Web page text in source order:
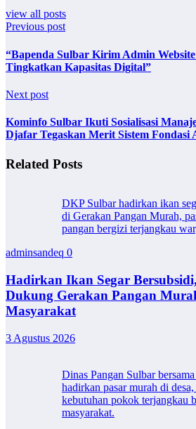
view all posts
Previous post
“Bapenda Sulbar Kirim Admin
Tingkatkan Kapasitas Digital”
Next post
Kominfo Sulbar Ikuti Sosialisasi
Djafar Tegaskan Merit Sistem Fondasi
Related Posts
DKP Sulbar hadirkan ikan
di Gerakan Pangan Murah,
pangan bergizi terjangkau
adminsandeq 0
Hadirkan Ikan Segar
Dukung Gerakan Pangan
Masyarakat
3 Agustus 2026
Dinas Pangan Sulbar
hadirkan pasar murah di
kebutuhan pokok terjangkau
masyarakat.